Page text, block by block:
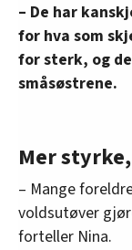
– De har
for hva som
for sterk, og
småsøstrene.
Mer
– Mange
voldsutøver
forteller Nina.